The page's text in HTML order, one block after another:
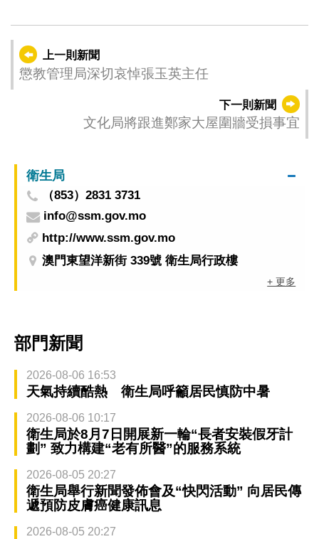
上一則新聞
懲教管理局深切哀悼張玉英主任
下一則新聞
文化局將跟進鄭家大屋圍牆受損事宜
衛生局
（853）2831 3731
info@ssm.gov.mo
http://www.ssm.gov.mo
澳門東望洋新街 339號 衛生局行政樓
+ 更多
部門新聞
2026-08-06 16:53
天氣持續酷熱 衛生局呼籲居民慎防中暑
2026-08-06 10:17
衛生局於8月7日開展新一輪“長者安裝假牙計
劃” 致力構建“老有所醫”的服務系統
2026-08-05 20:27
衛生局舉行新聞發佈會及“快閃活動” 向居民傳
遞預防皮膚癌健康訊息
2026-08-05 20:27